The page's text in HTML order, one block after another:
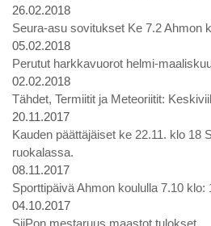
26.02.2018
Seura-asu sovitukset Ke 7.2 Ahmon
05.02.2018
Perutut harkkavuorot helmi-
02.02.2018
Tähdet, Termiitit ja Meteoriitit:
20.11.2017
Kauden päättäjäiset ke 22.11. klo 18
ruokalassa.
08.11.2017
Sporttipäivä Ahmon koululla 7.10 klo:
04.10.2017
SiiPon mestaruus maastot tulokset